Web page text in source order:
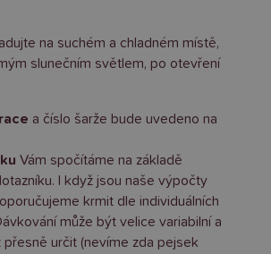
na suchém a chladném místě,
slunečním světlem, po otevření
a číslo šarže bude uvedeno na
Vám spočítáme na základě
I když jsou naše výpočty
krmit dle individuálních
může být velice variabilní a
přesně určit (nevíme zda pejsek